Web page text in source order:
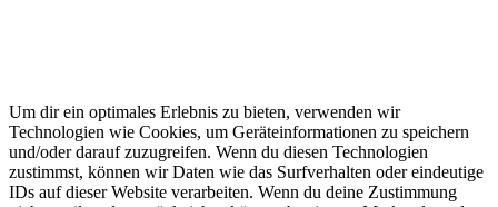
Um dir ein optimales Erlebnis zu bieten, verwenden wir
Technologien wie Cookies, um Geräteinformationen zu speichern
und/oder darauf zuzugreifen. Wenn du diesen Technologien
zustimmst, können wir Daten wie das Surfverhalten oder eindeutige
IDs auf dieser Website verarbeiten. Wenn du deine Zustimmung